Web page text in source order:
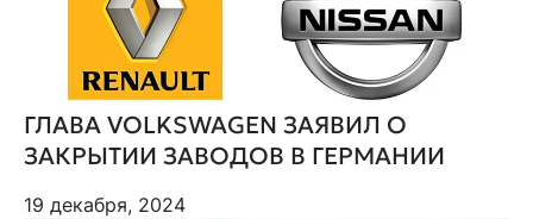
ГЛАВА VOLKSWAGEN ЗАЯВИЛ О
ЗАКРЫТИИ ЗАВОДОВ В ГЕРМАНИИ
19 декабря, 2024